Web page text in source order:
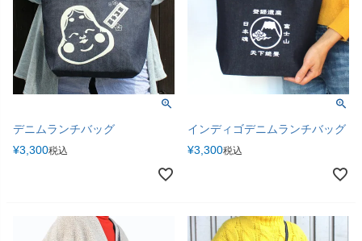
デニムランチバッグ
¥3,300税込
インディゴデニムランチバッグ
¥3,300税込